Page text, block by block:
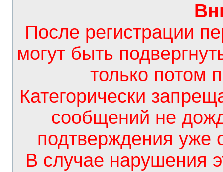
После регистрации
могут быть
только потом
Категорически
сообщений не
подтверждения уже
В случае нарушения